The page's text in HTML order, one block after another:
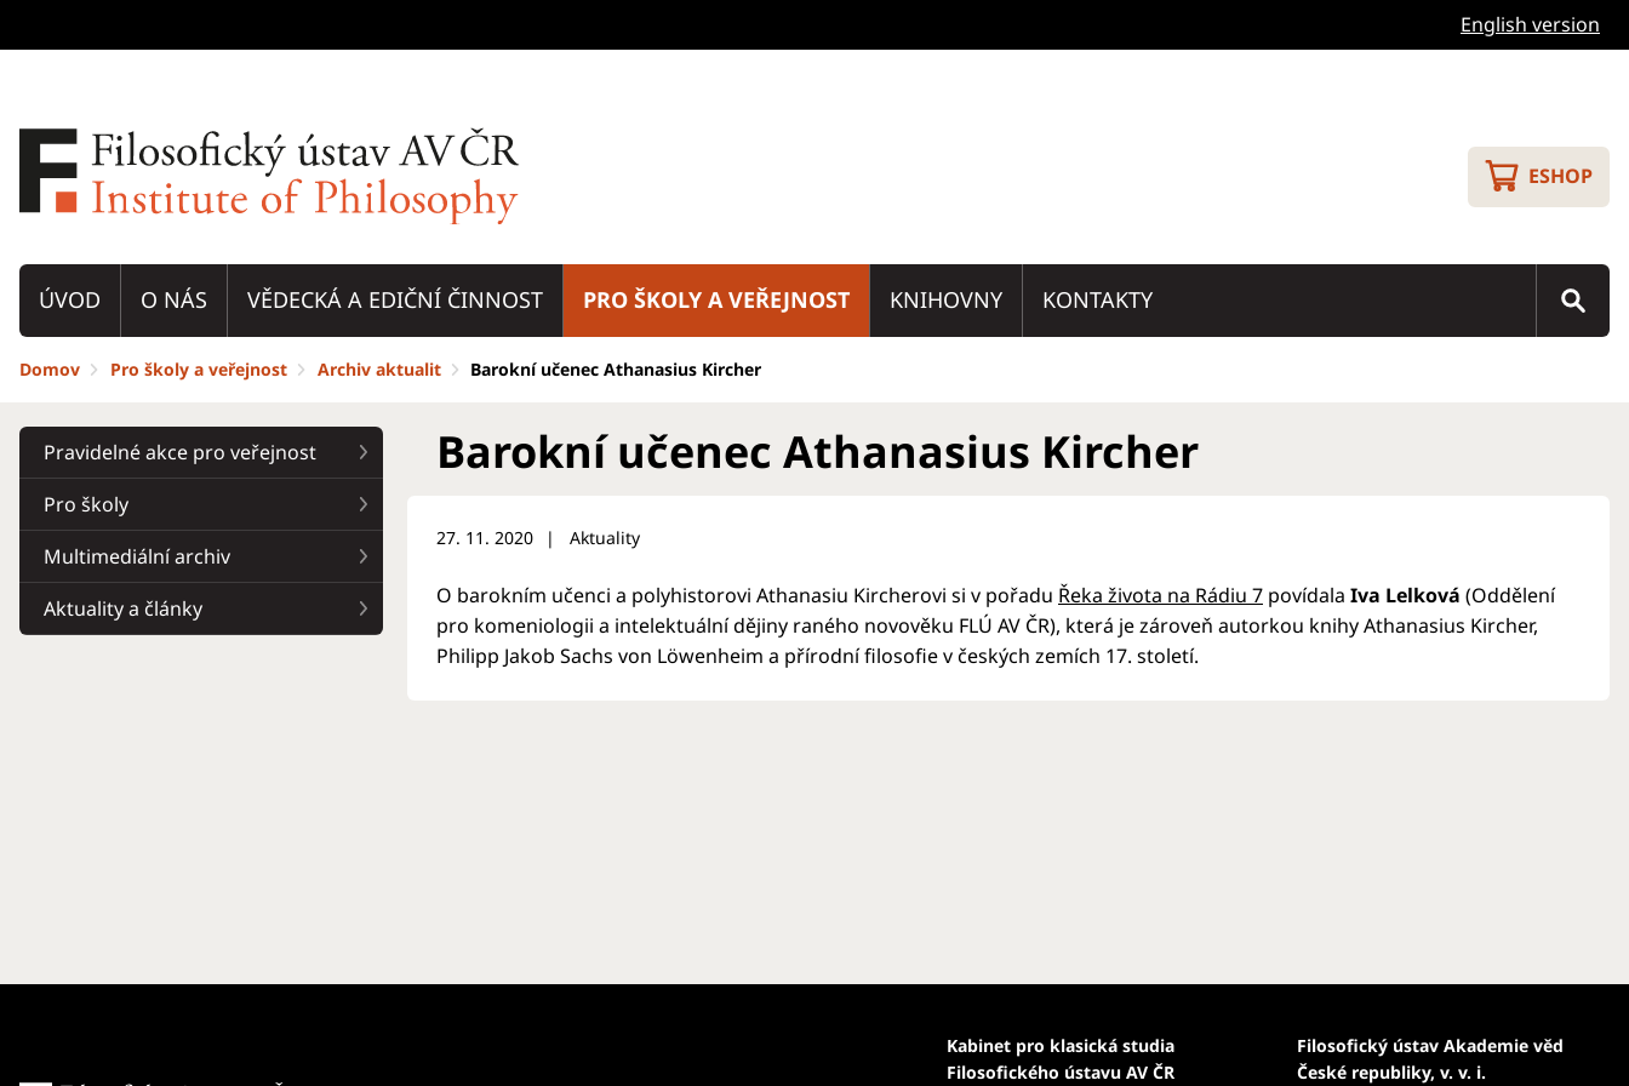
English version
ESHOP
ÚVOD O NÁS VĚDECKÁ A EDIČNÍ ČINNOST PRO ŠKOLY A VEŘEJNOST KNIHOVNY KONTAKTY
Domov Pro školy a veřejnost Archiv aktualit Barokní učenec Athanasius Kircher
Pravidelné akce pro veřejnost
Pro školy
Multimediální archiv
Aktuality a články
Barokní učenec Athanasius Kircher
27. 11. 2020 Aktuality
O barokním učenci a polyhistorovi Athanasiu Kircherovi si v pořadu Řeka života na Rádiu 7 povídala Iva Lelková (Oddělení
pro komeniologii a intelektuální dějiny raného novověku FLÚ AV ČR), která je zároveň autorkou knihy Athanasius Kircher,
Philipp Jakob Sachs von Löwenheim a přírodní filosofie v českých zemích 17. století.
Kabinet pro klasická studia
Filosofického ústavu AV ČR
Filosofický ústav Akademie věd
České republiky, v. v. i.